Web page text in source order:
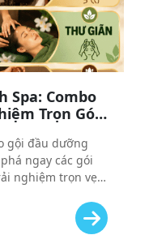
Spa: Combo
Trọn Gói
gội đầu dưỡng
ngay các gói
nghiệm trọn vẹn
tiết kiệm vừa thư